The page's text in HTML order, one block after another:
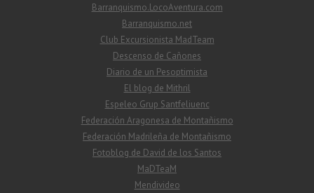
Barranquismo.LocoAventura.com
Barranquismo.net
Club Excursionista MadTeam
Descenso de Cañones
Diario de un Pesoptimista
El blog de Mithril
Espeleo Grup Santfeliuenc
Federación Aragonesa de Montañismo
Federación Madrileña de Montañismo
Fotoblog de David de los Santos
MaDTeaM
Mendivideo